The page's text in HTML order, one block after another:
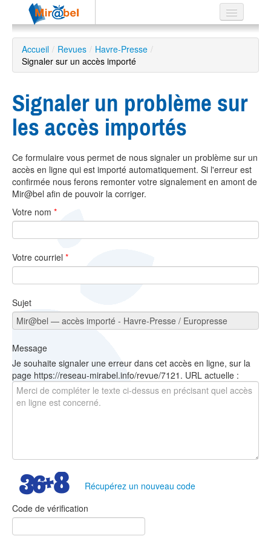
Le réseau
Soutien
avancée
EN
ES
?
Accueil / Revues / Havre-Presse /
Signaler sur un accès importé
Signaler un problème sur
les accès importés
Ce formulaire vous permet de nous signaler un problème sur un
accès en ligne qui est importé automatiquement. Si l'erreur est
confirmée nous ferons remonter votre signalement en amont de
Mir@bel afin de pouvoir la corriger.
Votre nom *
Votre courriel *
Sujet
Message
Je souhaite signaler une erreur dans cet accès en ligne, sur la
page https://reseau-mirabel.info/revue/7121. URL actuelle :
Récupérez un nouveau code
Code de vérification